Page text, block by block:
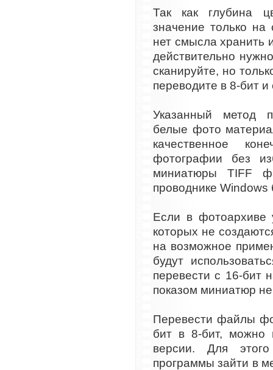
Так как глубина
значение только на
нет смысла хранить
действительно
сканируйте, но
переводите в 8-бит и
Указанный метод
белые фото
качественное
фотографии без
миниатюры TIFF
проводнике Windows
Если в
которых не
на возможное
будут
перевести с 16-бит
показом миниатюр не
Перевести файлы
бит в 8-бит, можно
версии. Для
программы зайти в